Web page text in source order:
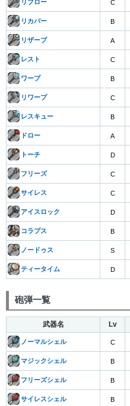
リブロー C
リカバー B
リザーブ A
レスト C
ワープ B
リワープ C
レスキュー B
ドロー A
トーチ D
フリーズ C
サイレス C
アイスロック D
コラプス B
ノードゥス S
ティータイム D
砲弾一覧
武器名 Lv
ノーマルシェル C
マジックシェル B
フリーズシェル B
サイレスシェル B